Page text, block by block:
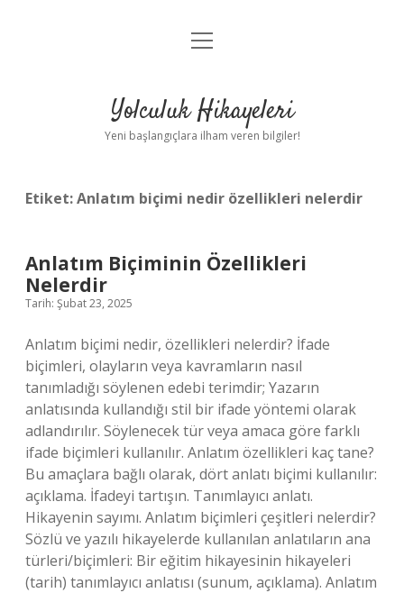
Anasayfa
Yasal Uyarı
menüyü
Yolculuk Hikayeleri
Yeni başlangıçlara ilham veren bilgiler!
Etiket:Anlatım biçimi nedir özellikleri nelerdir
Anlatım Biçiminin Özellikleri
Nelerdir
Tarih: Şubat 23, 2025
Anlatım biçimi nedir, özellikleri nelerdir? İfade
biçimleri, olayların veya kavramların nasıl
tanımladığı söylenen edebi terimdir; Yazarın
anlatısında kullandığı stil bir ifade yöntemi olarak
adlandırılır. Söylenecek tür veya amaca göre farklı
ifade biçimleri kullanılır. Anlatım özellikleri kaç tane?
Bu amaçlara bağlı olarak, dört anlatı biçimi kullanılır:
açıklama. İfadeyi tartışın. Tanımlayıcı anlatı.
Hikayenin sayımı. Anlatım biçimleri çeşitleri nelerdir?
Sözlü ve yazılı hikayelerde kullanılan anlatıların ana
türleri/biçimleri: Bir eğitim hikayesinin hikayeleri
(tarih) tanımlayıcı anlatısı (sunum, açıklama). Anlatım